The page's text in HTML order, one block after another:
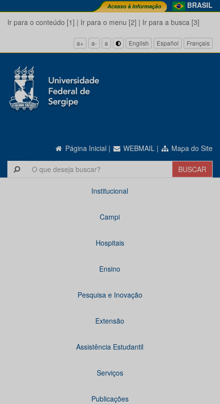
BRASIL
Ir para o conteúdo [1] | Ir para o menu [2] | Ir para a busca [3]
a+ a- a English Español Français
Página Inicial | WEBMAIL | Mapa do Site
Institucional
Campi
Hospitais
Ensino
Pesquisa e Inovação
Extensão
Assistência Estudantil
Serviços
Publicações